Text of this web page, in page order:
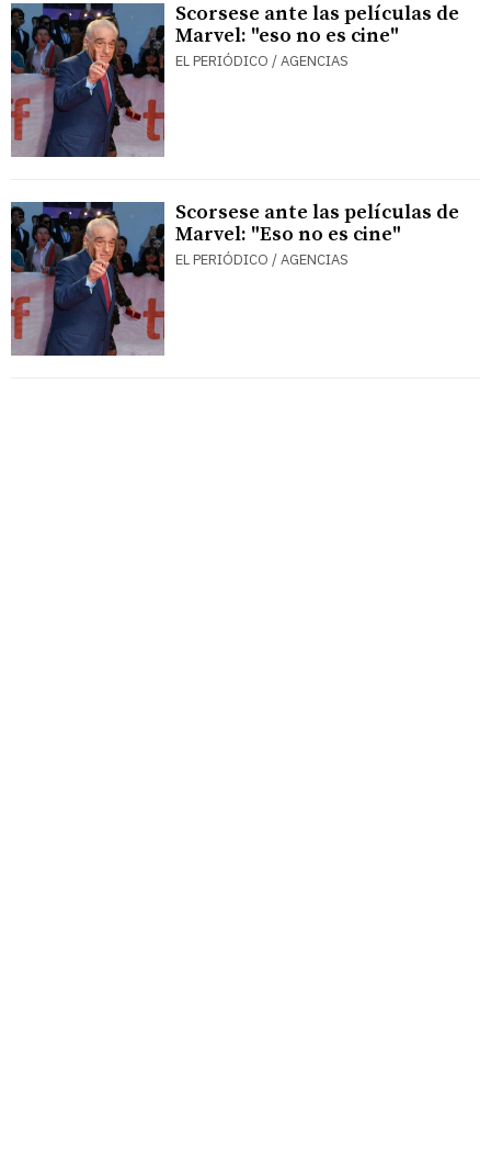
Scorsese ante las películas de
Marvel: "eso no es cine"
EL PERIÓDICO / AGENCIAS
Scorsese ante las películas de
Marvel: "Eso no es cine"
EL PERIÓDICO / AGENCIAS